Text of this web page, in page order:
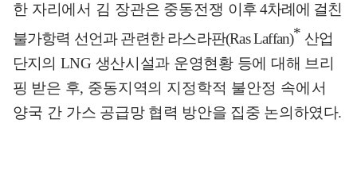
한 자리에서 김 장관은 중동전쟁 이후4차례에 걸친
불가항력 선언과 관련한 라스라판(Ras Laffan)* 산업
단지의 LNG 생산시설과 운영현황 등에 대해 브리
핑 받은 후, 중동지역의 지정학적 불안정 속에서
양국 간 가스 공급망 협력 방안을 집중 논의하였다.